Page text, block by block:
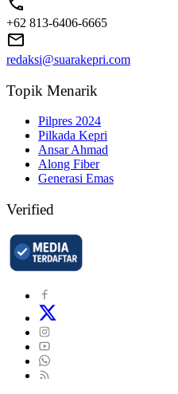
+62 813-6406-6665
redaksi@suarakepri.com
Topik Menarik
Pilpres 2024
Pilkada Kepri
Ansar Ahmad
Along Fiber
Generasi Emas
Verified